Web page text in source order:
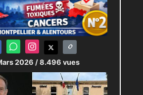
2026 / 8.496 vues